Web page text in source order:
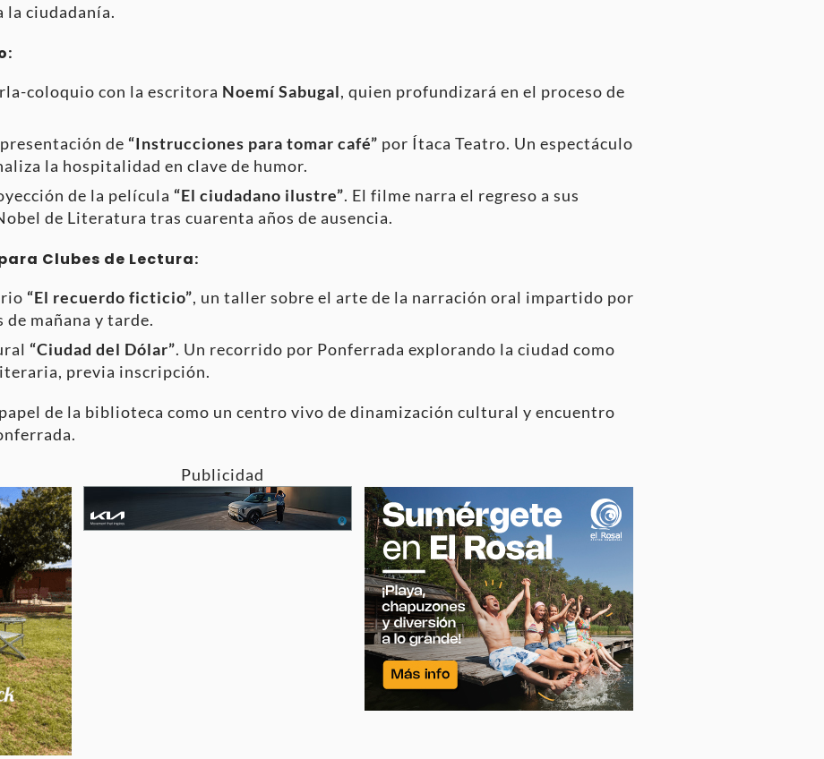
la ciudadanía.
coloquio con la escritora Noemí Sabugal, quien profundizará en el proceso de
de “Instrucciones para tomar café” por Ítaca Teatro. Un espectáculo
la hospitalidad en clave de humor.
de la película “El ciudadano ilustre”. El filme narra el regreso a sus
de Literatura tras cuarenta años de ausencia.
Clubes de Lectura:
“El recuerdo ficticio”, un taller sobre el arte de la narración oral impartido por
de mañana y tarde.
“Ciudad del Dólar”. Un recorrido por Ponferrada explorando la ciudad como
previa inscripción.
de la biblioteca como un centro vivo de dinamización cultural y encuentro
Publicidad